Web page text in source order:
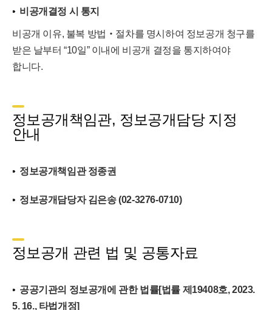
비공개결정 시 통지
비공개 이유, 불복 방법‧절차를 명시하여 정보공개 청구를
받은 날부터 “10일” 이내에 비공개 결정을 통지하여야
합니다.
정보공개책임관, 정보공개담당 지정
안내
정보공개책임관 정종권
정보공개담당자 김은송 (02-3276-0710)
정보공개 관련 법 및 공통자료
공공기관의 정보공개에 관한 법률[법률 제19408호, 2023.
5. 16., 타법개정]